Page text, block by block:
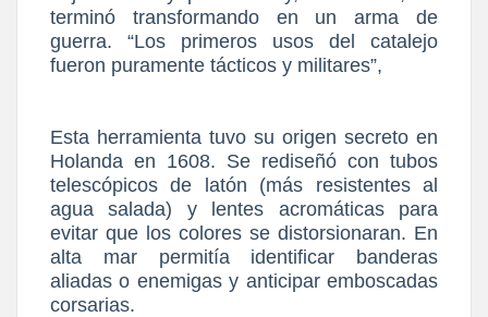
terminó transformando en un arma de
guerra. “Los primeros usos del catalejo
fueron puramente tácticos y militares”,
Esta herramienta tuvo su origen secreto en
Holanda en 1608. Se rediseñó con tubos
telescópicos de latón (más resistentes al
agua salada) y lentes acromáticas para
evitar que los colores se distorsionaran. En
alta mar permitía identificar banderas
aliadas o enemigas y anticipar emboscadas
corsarias.